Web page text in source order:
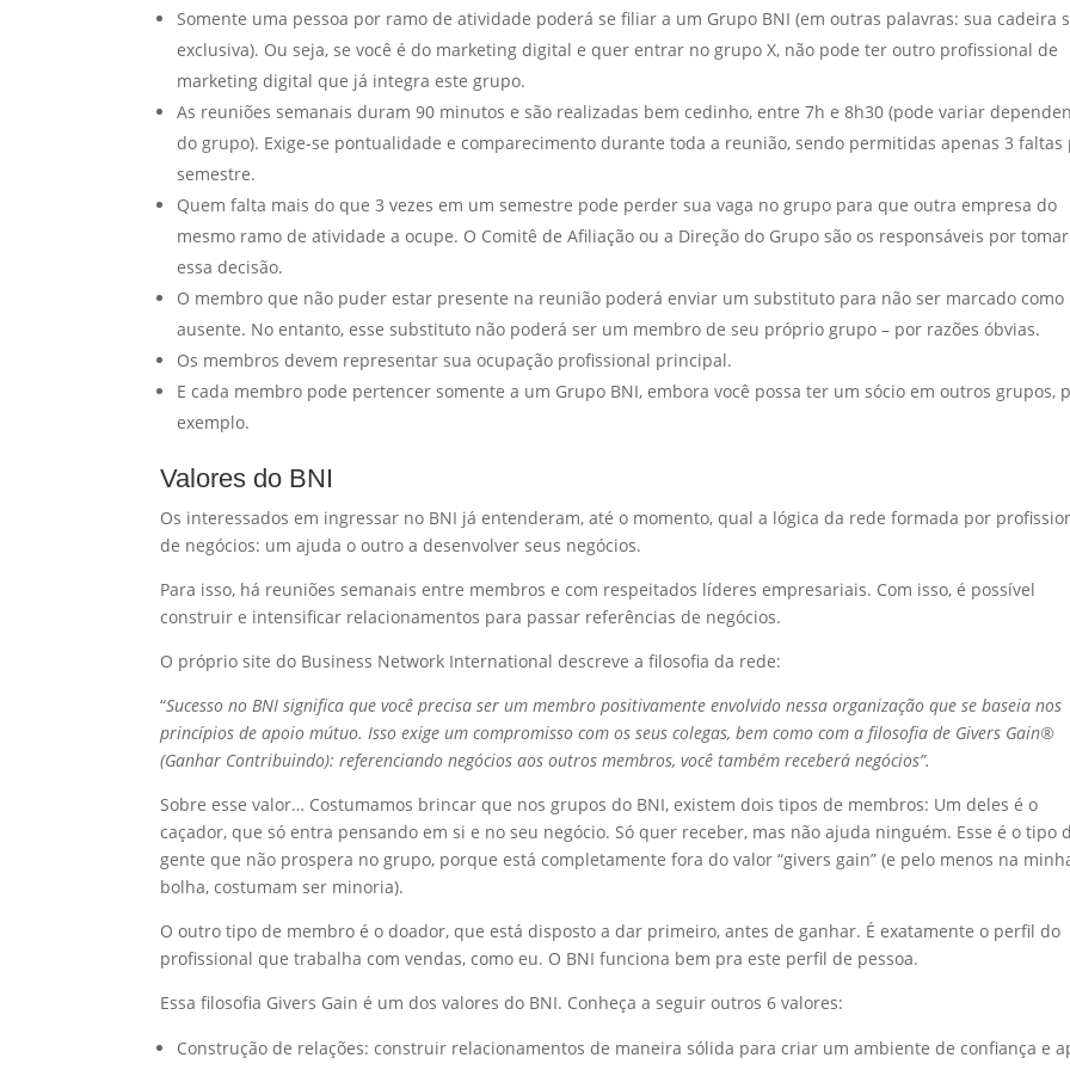
Somente uma pessoa por ramo de atividade poderá se filiar a um Grupo BNI (em outras palavras: sua cadeira
exclusiva). Ou seja, se você é do marketing digital e quer entrar no grupo X, não pode ter outro profissional de
marketing digital que já integra este grupo.
As reuniões semanais duram 90 minutos e são realizadas bem cedinho, entre 7h e 8h30 (pode variar
do grupo). Exige-se pontualidade e comparecimento durante toda a reunião, sendo permitidas apenas 3 faltas
semestre.
Quem falta mais do que 3 vezes em um semestre pode perder sua vaga no grupo para que outra empresa do
mesmo ramo de atividade a ocupe. O Comitê de Afiliação ou a Direção do Grupo são os responsáveis por tomar
essa decisão.
O membro que não puder estar presente na reunião poderá enviar um substituto para não ser marcado como
ausente. No entanto, esse substituto não poderá ser um membro de seu próprio grupo – por razões óbvias.
Os membros devem representar sua ocupação profissional principal.
E cada membro pode pertencer somente a um Grupo BNI, embora você possa ter um sócio em outros grupos,
exemplo.
Valores do BNI
Os interessados em ingressar no BNI já entenderam, até o momento, qual a lógica da rede formada por
de negócios: um ajuda o outro a desenvolver seus negócios.
Para isso, há reuniões semanais entre membros e com respeitados líderes empresariais. Com isso, é possível
construir e intensificar relacionamentos para passar referências de negócios.
O próprio site do Business Network International descreve a filosofia da rede:
“Sucesso no BNI significa que você precisa ser um membro positivamente envolvido nessa organização que se baseia nos
princípios de apoio mútuo. Isso exige um compromisso com os seus colegas, bem como com a filosofia de Givers Gain®
(Ganhar Contribuindo): referenciando negócios aos outros membros, você também receberá negócios”.
Sobre esse valor… Costumamos brincar que nos grupos do BNI, existem dois tipos de membros: Um deles é o
caçador, que só entra pensando em si e no seu negócio. Só quer receber, mas não ajuda ninguém. Esse é o tipo
gente que não prospera no grupo, porque está completamente fora do valor “givers gain” (e pelo menos na
bolha, costumam ser minoria).
O outro tipo de membro é o doador, que está disposto a dar primeiro, antes de ganhar. É exatamente o perfil do
profissional que trabalha com vendas, como eu. O BNI funciona bem pra este perfil de pessoa.
Essa filosofia Givers Gain é um dos valores do BNI. Conheça a seguir outros 6 valores:
Construção de relações: construir relacionamentos de maneira sólida para criar um ambiente de confiança e